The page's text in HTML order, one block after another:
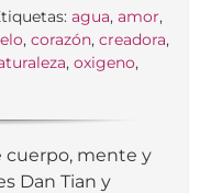
agua, amor,
, corazón, creadora,
, oxigeno,
cuerpo, mente y
Dan Tian y